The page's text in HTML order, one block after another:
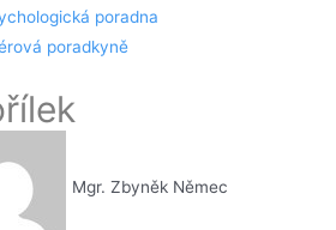
poradna
poradkyně
Mgr. Zbyněk Němec